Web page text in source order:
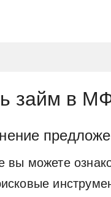
займ в
вы можете